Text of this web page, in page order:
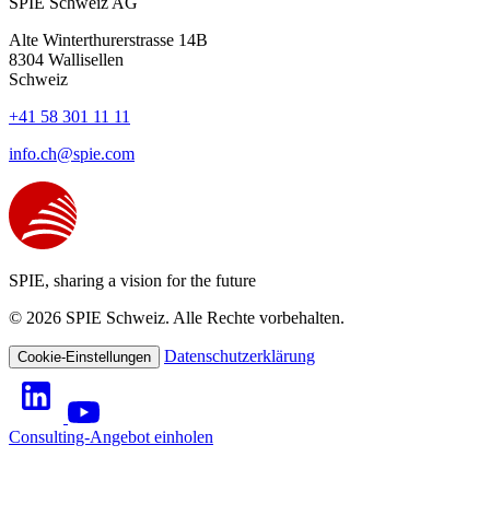
Alte Winterthurerstrasse 14B
8304 Wallisellen
Schweiz
+41 58 301 11 11
info.ch@spie.com
SPIE, sharing a vision for the future
© 2026 SPIE Schweiz. Alle Rechte vorbehalten.
Cookie-Einstellungen Datenschutzerklärung
Consulting-Angebot einholen